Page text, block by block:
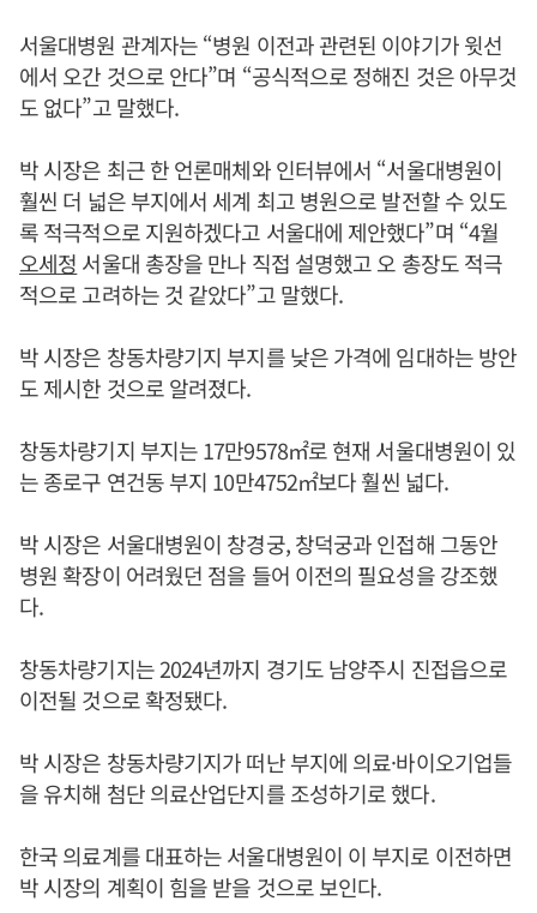
서울대병원 관계자는 “병원 이전과 관련된 이야기가 윗선
에서 오간 것으로 안다”며 “공식적으로 정해진 것은 아무것
도 없다”고 말했다.
박 시장은 최근 한 언론매체와 인터뷰에서 “서울대병원이
훨씬 더 넓은 부지에서 세계 최고 병원으로 발전할 수 있도
록 적극적으로 지원하겠다고 서울대에 제안했다”며 “4월
오세정 서울대 총장을 만나 직접 설명했고 오 총장도 적극
적으로 고려하는 것 같았다”고 말했다.
박 시장은 창동차량기지 부지를 낮은 가격에 임대하는 방안
도 제시한 것으로 알려졌다.
창동차량기지 부지는 17만9578㎡로 현재 서울대병원이 있
는 종로구 연건동 부지 10만4752㎡보다 훨씬 넓다.
박 시장은 서울대병원이 창경궁, 창덕궁과 인접해 그동안
병원 확장이 어려웠던 점을 들어 이전의 필요성을 강조했
다.
창동차량기지는 2024년까지 경기도 남양주시 진접읍으로
이전될 것으로 확정됐다.
박 시장은 창동차량기지가 떠난 부지에 의료·바이오기업들
을 유치해 첨단 의료산업단지를 조성하기로 했다.
한국 의료계를 대표하는 서울대병원이 이 부지로 이전하면
박 시장의 계획이 힘을 받을 것으로 보인다.